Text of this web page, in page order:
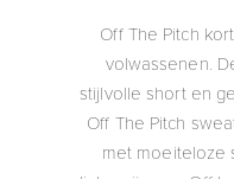
Off The Pitch
volwassenen.
stijlvolle short en
Off The Pitch
met moeiteloze